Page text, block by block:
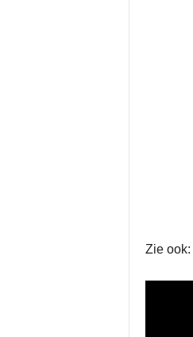
Zie ook: